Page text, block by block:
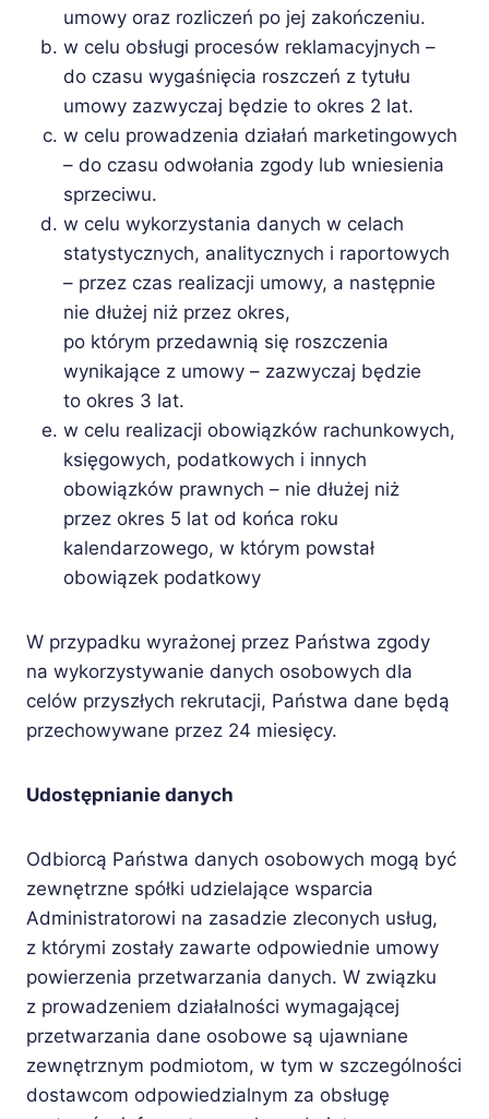
umowy oraz rozliczeń po jej zakończeniu.
w celu obsługi procesów reklamacyjnych –
do czasu wygaśnięcia roszczeń z tytułu
umowy zazwyczaj będzie to okres 2 lat.
w celu prowadzenia działań marketingowych
– do czasu odwołania zgody lub wniesienia
sprzeciwu.
w celu wykorzystania danych w celach
statystycznych, analitycznych i raportowych
– przez czas realizacji umowy, a następnie
nie dłużej niż przez okres,
po którym przedawnią się roszczenia
wynikające z umowy – zazwyczaj będzie
to okres 3 lat.
w celu realizacji obowiązków rachunkowych,
księgowych, podatkowych i innych
obowiązków prawnych – nie dłużej niż
przez okres 5 lat od końca roku
kalendarzowego, w którym powstał
obowiązek podatkowy
W przypadku wyrażonej przez Państwa zgody
na wykorzystywanie danych osobowych dla
celów przyszłych rekrutacji, Państwa dane będą
przechowywane przez 24 miesięcy.
Udostępnianie danych
Odbiorcą Państwa danych osobowych mogą być
zewnętrzne spółki udzielające wsparcia
Administratorowi na zasadzie zleconych usług,
z którymi zostały zawarte odpowiednie umowy
powierzenia przetwarzania danych. W związku
z prowadzeniem działalności wymagającej
przetwarzania dane osobowe są ujawniane
zewnętrznym podmiotom, w tym w szczególności
dostawcom odpowiedzialnym za obsługę